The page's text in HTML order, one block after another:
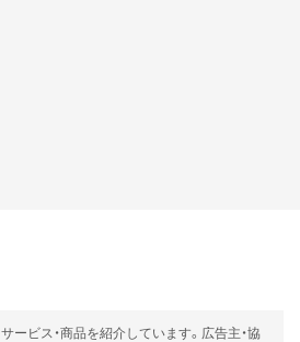
ービス・商品を紹介しています。広告主・協